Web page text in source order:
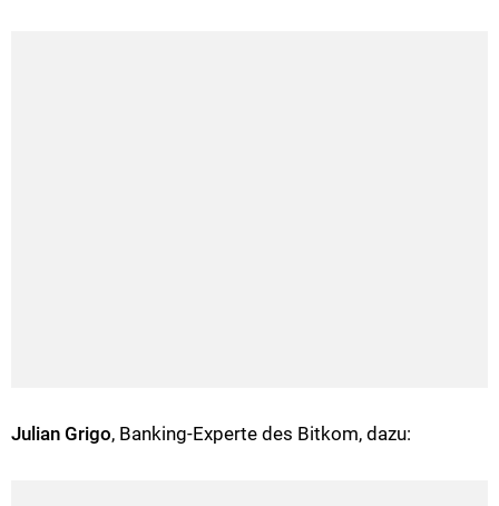
Julian Grigo, Banking-Experte des Bitkom, dazu: